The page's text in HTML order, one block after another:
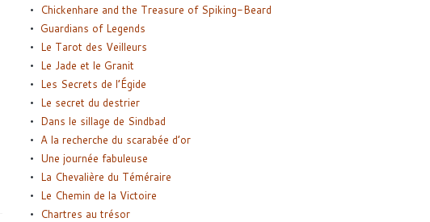
Chickenhare and the Treasure of Spiking-Beard
Guardians of Legends
Le Tarot des Veilleurs
Le Jade et le Granit
Les Secrets de l’Égide
Le secret du destrier
Dans le sillage de Sindbad
A la recherche du scarabée d’or
Une journée fabuleuse
La Chevalière du Téméraire
Le Chemin de la Victoire
Chartres au trésor